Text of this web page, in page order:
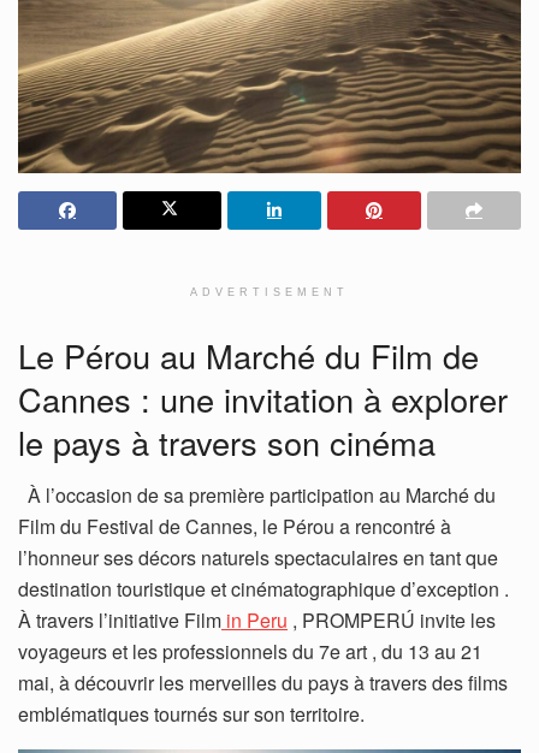
ADVERTISEMENT
Le Pérou au Marché du Film de
Cannes : une invitation à explorer
le pays à travers son cinéma
À l’occasion de sa première participation au Marché du
Film du Festival de Cannes, le Pérou a rencontré à
l’honneur ses décors naturels spectaculaires en tant que
destination touristique et cinématographique d’exception .
À travers l’initiative Film in Peru , PROMPERÚ invite les
voyageurs et les professionnels du 7e art , du 13 au 21
mai, à découvrir les merveilles du pays à travers des films
emblématiques tournés sur son territoire.